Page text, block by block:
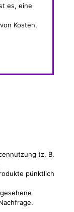
es, eine
Kosten,
(z. B.
pünktlich